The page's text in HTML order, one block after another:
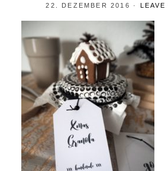
22. DEZEMBER 2016 · LEAVE